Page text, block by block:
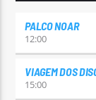
PALCO NOAR
12:00
VIAGEM DOS
15:00